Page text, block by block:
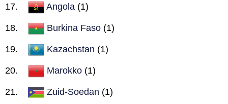
Angola (1)
Burkina Faso (1)
Kazachstan (1)
Marokko (1)
Zuid-Soedan (1)